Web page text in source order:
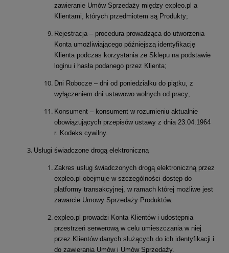
zawieranie Umów Sprzedaży między expleo.pl a
Klientami, których przedmiotem są Produkty;
Rejestracja – procedura prowadząca do utworzenia
Konta umożliwiającego późniejszą identyfikację
Klienta podczas korzystania ze Sklepu na podstawie
loginu i hasła podanego przez Klienta;
Dni Robocze – dni od poniedziałku do piątku, z
wyłączeniem dni ustawowo wolnych od pracy;
Konsument – konsument w rozumieniu aktualnie
obowiązujących przepisów ustawy z dnia 23.04.1964
r. Kodeks cywilny.
Usługi świadczone drogą elektroniczną
Zakres usług świadczonych drogą elektroniczną przez
expleo.pl obejmuje w szczególności dostęp do
platformy transakcyjnej, w ramach której możliwe jest
zawarcie Umowy Sprzedaży Produktów.
expleo.pl prowadzi Konta Klientów i udostępnia
przestrzeń serwerową w celu umieszczania w niej
przez Klientów danych służących do ich identyfikacji i
do zawierania Umów i Umów Sprzedaży.